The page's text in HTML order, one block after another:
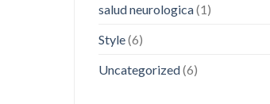
salud neurologica(1)
Style(6)
Uncategorized(6)